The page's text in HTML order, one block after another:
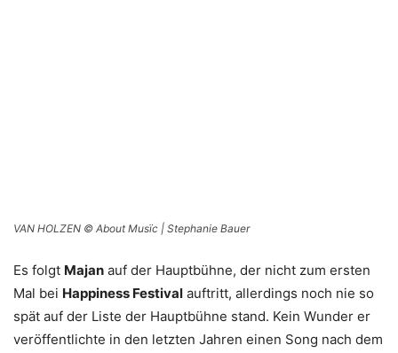
VAN HOLZEN © About Musïc | Stephanie Bauer
Es folgt Majan auf der Hauptbühne, der nicht zum ersten
Mal bei Happiness Festival auftritt, allerdings noch nie so
spät auf der Liste der Hauptbühne stand. Kein Wunder er
veröffentlichte in den letzten Jahren einen Song nach dem